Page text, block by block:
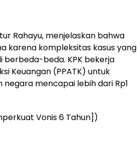
Rahayu, menjelaskan bahwa
karena kompleksitas kasus yang
beda. KPK bekerja
Keuangan (PPATK) untuk
mencapai lebih dari Rp1
Vonis 6 Tahun])